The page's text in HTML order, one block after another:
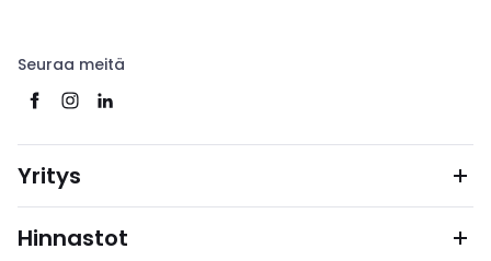
Seuraa meitä
Yritys
Hinnastot